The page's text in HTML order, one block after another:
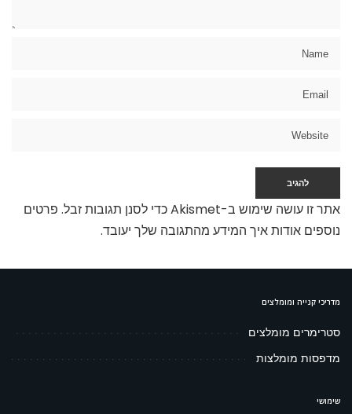
אתר זו עושה שימוש ב-Akismet כדי לסנן תגובות זבל.
פרטים
נוספים אודות איך המידע מהתגובה שלך יעובד.
מדריכי קנייה ומומלצים
סטרימרים מומלצים
מדפסות מומלצות
שימושי